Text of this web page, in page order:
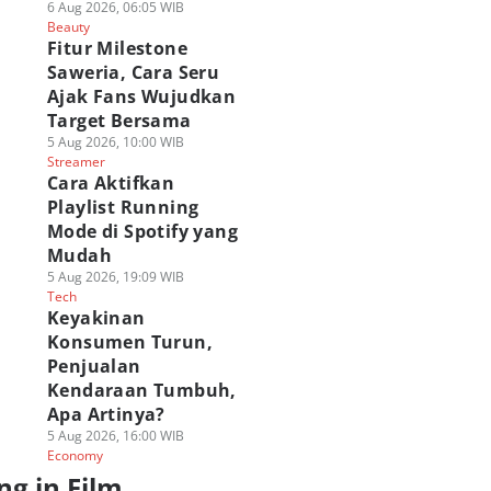
6 Aug 2026, 06:05 WIB
Beauty
Fitur Milestone
Saweria, Cara Seru
Ajak Fans Wujudkan
Target Bersama
5 Aug 2026, 10:00 WIB
Streamer
Cara Aktifkan
Playlist Running
Mode di Spotify yang
Mudah
5 Aug 2026, 19:09 WIB
Tech
Keyakinan
Konsumen Turun,
Penjualan
Kendaraan Tumbuh,
Apa Artinya?
5 Aug 2026, 16:00 WIB
Economy